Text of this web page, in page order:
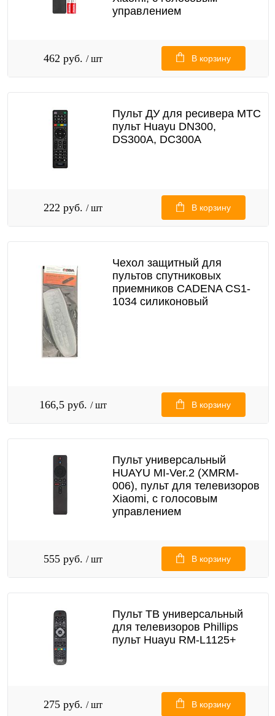
управлением
462 руб. / шт В корзину
Пульт ДУ для ресивера МТС
пульт Huayu DN300,
DS300A, DC300A
222 руб. / шт В корзину
Чехол защитный для
пультов спутниковых
приемников CADENA CS1-
1034 силиконовый
166,5 руб. / шт В корзину
Пульт универсальный
HUAYU MI-Ver.2 (XMRM-
006), пульт для телевизоров
Xiaomi, с голосовым
управлением
555 руб. / шт В корзину
Пульт ТВ универсальный
для телевизоров Phillips
пульт Huayu RM-L1125+
275 руб. / шт В корзину